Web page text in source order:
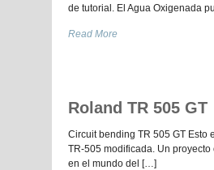
de tutorial. El Agua Oxigenada
Read More
Roland TR 505 GT
Circuit bending TR 505 GT Esto
TR-505 modificada. Un proyecto
en el mundo del […]